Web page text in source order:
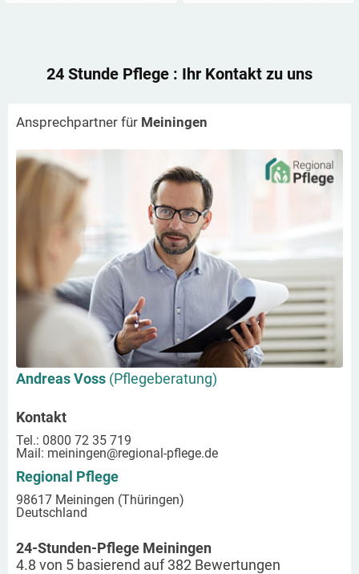
24 Stunde Pflege : Ihr Kontakt zu uns
Ansprechpartner für Meiningen
Andreas Voss (Pflegeberatung)
Kontakt
Tel.: 0800 72 35 719
Mail: meiningen@regional-pflege.de
Regional Pflege
98617 Meiningen (Thüringen)
Deutschland
24-Stunden-Pflege Meiningen
4.8 von 5 basierend auf382 Bewertungen